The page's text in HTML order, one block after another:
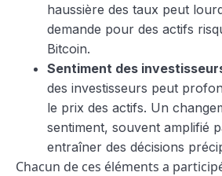
haussière des taux peut
demande pour des actifs
Bitcoin.
Sentiment des
des investisseurs peut
le prix des actifs. Un
sentiment, souvent amplifié
entraîner des décisions
Chacun de ces éléments a